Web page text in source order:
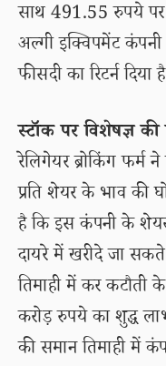
साथ 491.55 रुपये पर
अल्गी इक्विपमेंट
फीसदी का रिटर्न दिया
स्टॉक पर विशेषज्ञ की
रेलिगेयर ब्रोकिंग
प्रति शेयर के भाव की
है कि इस कंपनी के
दायरे में खरीदे जा
तिमाही में कर कटौती
करोड़ रुपये का शुद्ध
की समान तिमाही में